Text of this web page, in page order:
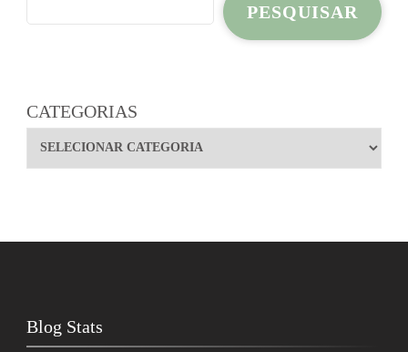
PESQUISAR
CATEGORIAS
Blog Stats